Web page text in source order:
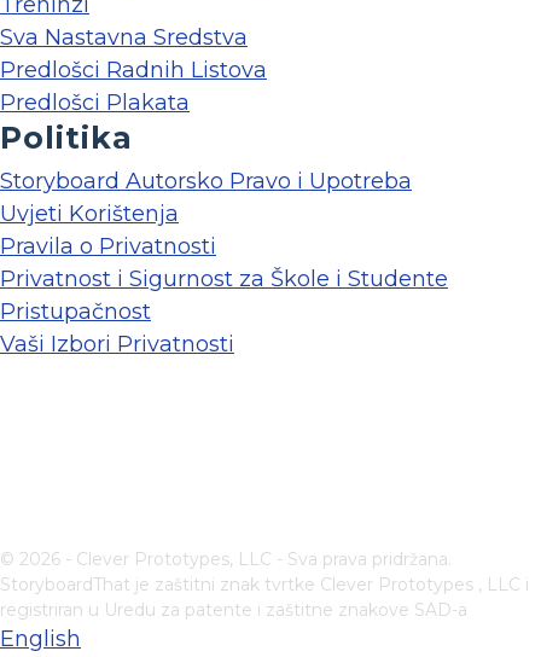
Sva Nastavna Sredstva
Predlošci Radnih Listova
Predlošci Plakata
Politika
Storyboard Autorsko Pravo i Upotreba
Uvjeti Korištenja
Pravila o Privatnosti
Privatnost i Sigurnost za Škole i Studente
Pristupačnost
Vaši Izbori Privatnosti
© 2026 - Clever Prototypes, LLC - Sva prava pridržana.
StoryboardThat je zaštitni znak tvrtke Clever Prototypes , LLC i
registriran u Uredu za patente i zaštitne znakove SAD-a
English